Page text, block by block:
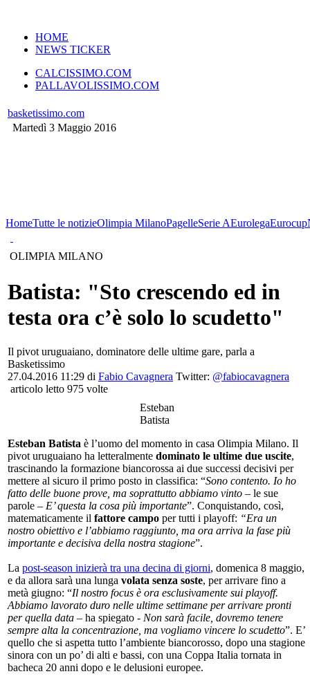
HOME
NEWS TICKER
CALCISSIMO.COM
PALLAVOLISSIMO.COM
basketissimo.com
Martedì 3 Maggio 2016
HomeTutte le notizieOlimpia MilanoPagelleSerie AEurolegaEurocup
OLIMPIA MILANO
Batista: "Sto crescendo ed in
testa ora c’è solo lo scudetto"
Il pivot uruguaiano, dominatore delle ultime gare, parla a
Basketissimo
27.04.2016 11:29 di Fabio Cavagnera Twitter: @fabiocavagnera
articolo letto 975 volte
Esteban
Batista
Esteban Batista è l’uomo del momento in casa Olimpia Milano. Il
pivot uruguaiano ha letteralmente dominato le ultime due uscite,
trascinando la formazione biancorossa ai due successi decisivi per
mettere al sicuro il primo posto in classifica: “Sono contento. Io ho
fatto delle buone prove, ma soprattutto abbiamo vinto – le sue
parole – E’ questa la cosa più importante”. Conquistando, così,
matematicamente il fattore campo per tutti i playoff: “Era un
nostro obiettivo e l’abbiamo raggiunto, ma ora arriva la fase più
importante e decisiva della nostra stagione”.
La post-season inizierà tra una decina di giorni, domenica 8 maggio,
e da allora sarà una lunga volata senza soste, per arrivare fino a
metà giugno: “Il nostro focus è ora esclusivamente sui playoff.
Abbiamo lavorato duro nelle ultime settimane per arrivare pronti
per quella data – ha spiegato - Non sarà facile, dovremo tenere
sempre alta la concentrazione, ma vogliamo vincere lo scudetto”. E’
quello che si aspetta tutto l’ambiente biancorosso, dopo una stagione
sinora con un po’ di alti e bassi, con una Coppa Italia tornata in
bacheca 20 anni dopo e le delusioni europee.